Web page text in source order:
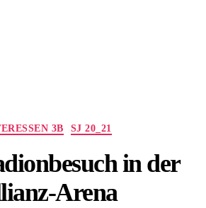
Kategorien
3B SJ 20_21
in der
Arena